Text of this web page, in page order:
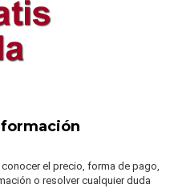
el precio, forma de pago,
o resolver cualquier duda